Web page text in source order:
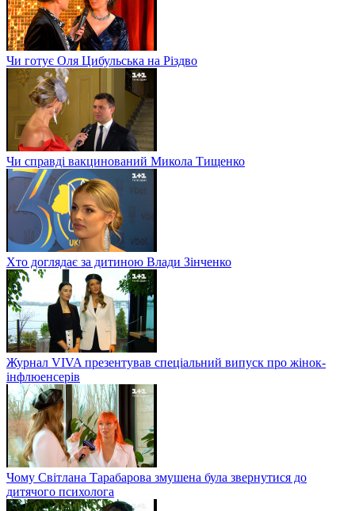
Чи готує Оля Цибульська на Різдво
Чи справді вакцинований Микола Тищенко
Хто доглядає за дитиною Влади Зінченко
Журнал VIVA презентував спеціальний випуск про жінок-
інфлюенсерів
Чому Світлана Тарабарова змушена була звернутися до
дитячого психолога